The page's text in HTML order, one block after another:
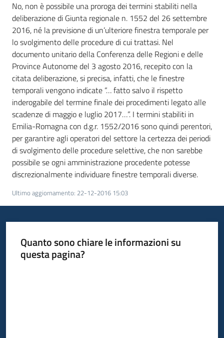
No, non è possibile una proroga dei termini stabiliti nella
deliberazione di Giunta regionale n. 1552 del 26 settembre
2016, né la previsione di un’ulteriore finestra temporale per
lo svolgimento delle procedure di cui trattasi. Nel
documento unitario della Conferenza delle Regioni e delle
Province Autonome del 3 agosto 2016, recepito con la
citata deliberazione, si precisa, infatti, che le finestre
temporali vengono indicate “… fatto salvo il rispetto
inderogabile del termine finale dei procedimenti legato alle
scadenze di maggio e luglio 2017…”. I termini stabiliti in
Emilia-Romagna con d.g.r. 1552/2016 sono quindi perentori,
per garantire agli operatori del settore la certezza dei periodi
di svolgimento delle procedure selettive, che non sarebbe
possibile se ogni amministrazione procedente potesse
discrezionalmente individuare finestre temporali diverse.
Ultimo aggiornamento: 22-12-2016 15:03
Quanto sono chiare le informazioni su
questa pagina?